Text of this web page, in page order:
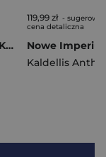
Bitwa na Morzu Koralowym. Japońska ofensywa i pierwsza w dziejach bitwa lotniskowców - książka z autografem
119,99 zł -
cena detaliczna
Kaldellis